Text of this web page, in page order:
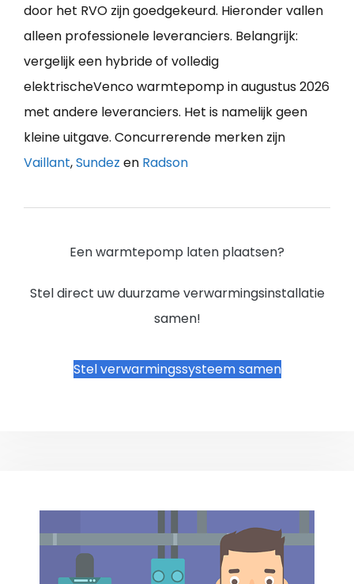
door het RVO zijn goedgekeurd. Hieronder vallen
alleen professionele leveranciers. Belangrijk:
vergelijk een hybride of volledig
elektrischeVenco warmtepomp in augustus 2026
met andere leveranciers. Het is namelijk geen
kleine uitgave. Concurrerende merken zijn
Vaillant,Sundez en Radson
Een warmtepomp laten plaatsen?
Stel direct uw duurzame verwarmingsinstallatie
samen!
Stel verwarmingssysteem samen